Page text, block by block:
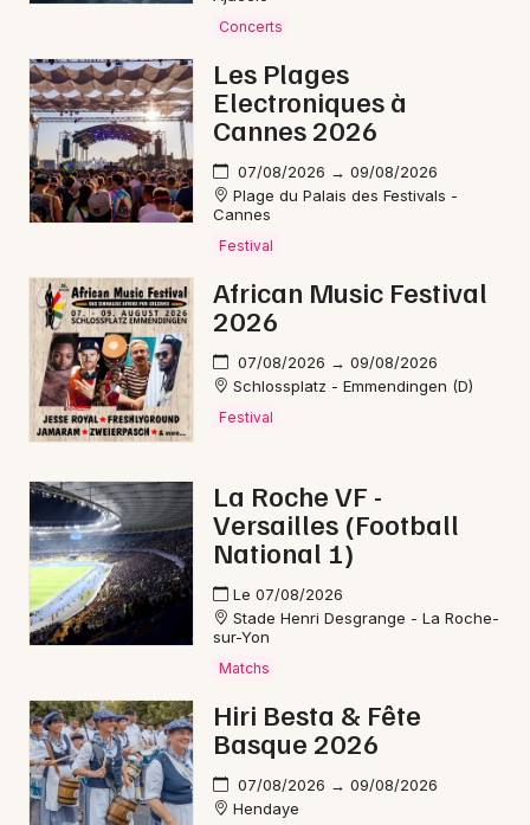
Concerts
Les Plages
Electroniques à
Cannes 2026
07/08/2026 → 09/08/2026
Plage du Palais des Festivals -
Cannes
Festival
African Music Festival
2026
07/08/2026 → 09/08/2026
Schlossplatz - Emmendingen (D)
Festival
La Roche VF -
Versailles (Football
National 1)
Le 07/08/2026
Stade Henri Desgrange - La Roche-
sur-Yon
Matchs
Hiri Besta & Fête
Basque 2026
07/08/2026 → 09/08/2026
Hendaye